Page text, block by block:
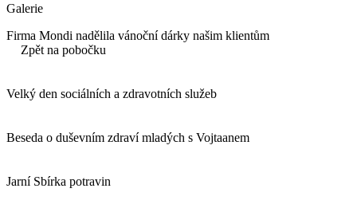
Galerie
Firma Mondi nadělila vánoční dárky našim klientům
Zpět na pobočku
Velký den sociálních a zdravotních služeb
Beseda o duševním zdraví mladých s Vojtaanem
Jarní Sbírka potravin